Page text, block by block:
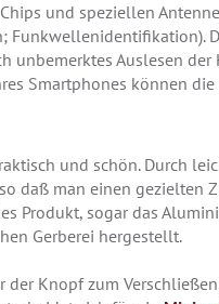
und speziellen
Funkwellenidentifikation).
unbemerktes Auslesen der
Smartphones können
und schön. Durch
daß man einen gezielten
Produkt, sogar das
Gerberei hergestellt.
Knopf zum